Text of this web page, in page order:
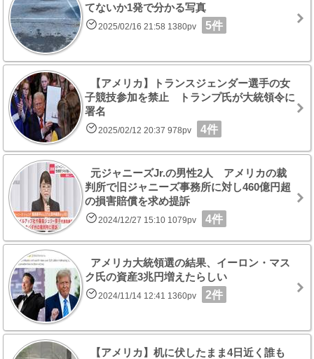
てないか1発で分かる写真
2025/02/16 21:58 1380pv 5件
【アメリカ】トランスジェンダー選手の女
子競技参加を禁止 トランプ氏が大統領令に
署名
2025/02/12 20:37 978pv 4件
元ジャニーズJr.の男性2人 アメリカの裁
判所で旧ジャニーズ事務所に対し460億円超
の損害賠償を求め提訴
2024/12/27 15:10 1079pv 4件
アメリカ大統領選の結果、イーロン・マス
ク氏の資産3兆円増えたらしい
2024/11/14 12:41 1360pv 2件
【アメリカ】机に伏したまま4日近く誰も